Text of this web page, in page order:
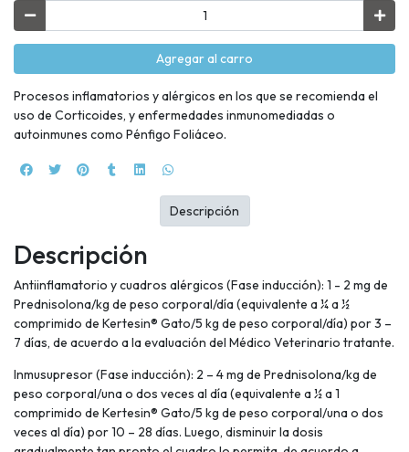
Agregar al carro
Procesos inflamatorios y alérgicos en los que se recomienda el
uso de Corticoides, y enfermedades inmunomediadas o
autoinmunes como Pénfigo Foliáceo.
Descripción
Antiinflamatorio y cuadros alérgicos (Fase inducción): 1 - 2 mg de
Prednisolona/kg de peso corporal/día (equivalente a ¼ a ½
comprimido de Kertesin® Gato/5 kg de peso corporal/día) por 3 –
7 días, de acuerdo a la evaluación del Médico Veterinario tratante.
Inmusupresor (Fase inducción): 2 – 4 mg de Prednisolona/kg de
peso corporal/una o dos veces al día (equivalente a ½ a 1
comprimido de Kertesin® Gato/5 kg de peso corporal/una o dos
veces al día) por 10 – 28 días. Luego, disminuir la dosis
Descripción